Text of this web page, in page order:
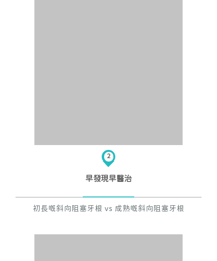
2
早發現早醫治
初長嘅斜向阻塞牙根 vs 成熟嘅斜向阻塞牙根